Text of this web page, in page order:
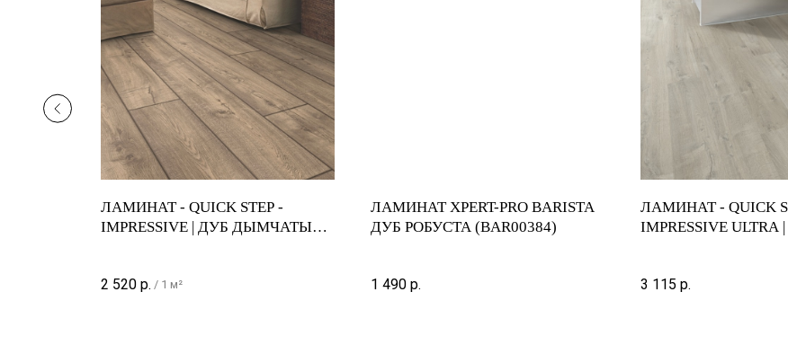
ЛАМИНАТ - QUICK STEP -
IMPRESSIVE | ДУБ ДЫМЧАТЫЙ |
2 520 р. / 1 м²
ЛАМИНАТ XPERT-PRO BARISTA
ДУБ РОБУСТА (BAR00384)
1 490 р.
ЛАМИНАТ - QUICK
IMPRESSIVE ULTRA
3 115 р.